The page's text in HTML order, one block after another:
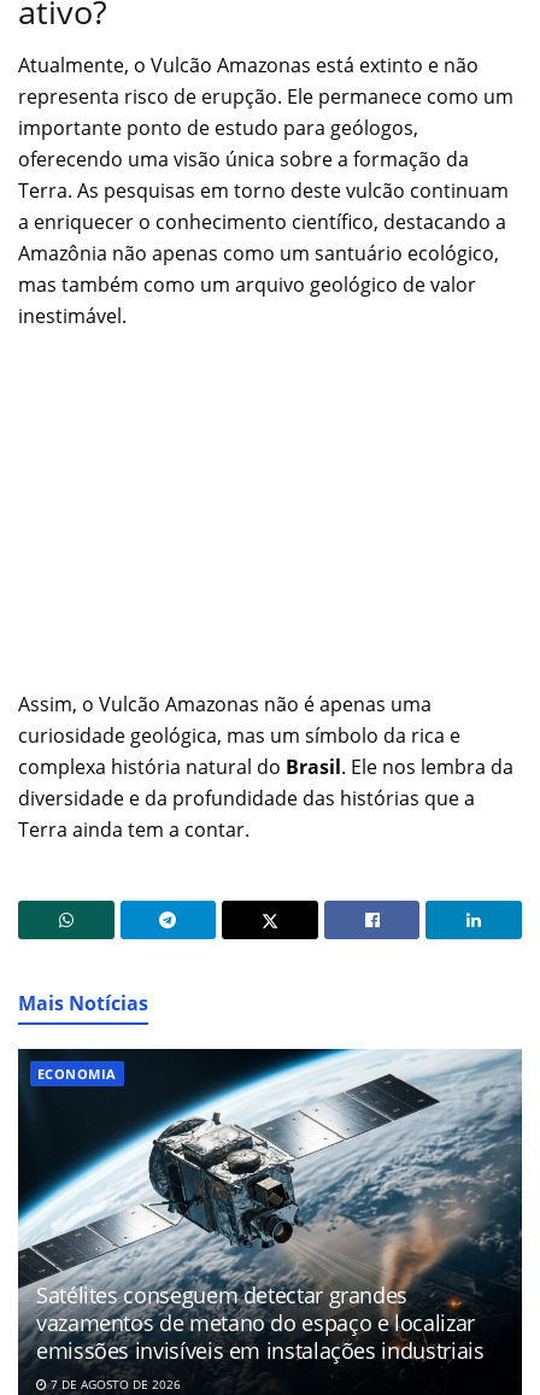
ativo?
Atualmente, o Vulcão Amazonas está extinto e não
representa risco de erupção. Ele permanece como um
importante ponto de estudo para geólogos,
oferecendo uma visão única sobre a formação da
Terra. As pesquisas em torno deste vulcão continuam
a enriquecer o conhecimento científico, destacando a
Amazônia não apenas como um santuário ecológico,
mas também como um arquivo geológico de valor
inestimável.
Assim, o Vulcão Amazonas não é apenas uma
curiosidade geológica, mas um símbolo da rica e
complexa história natural do Brasil. Ele nos lembra da
diversidade e da profundidade das histórias que a
Terra ainda tem a contar.
Mais Notícias
ECONOMIA
Satélites conseguem detectar grandes
vazamentos de metano do espaço e localizar
emissões invisíveis em instalações industriais
7 DE AGOSTO DE 2026